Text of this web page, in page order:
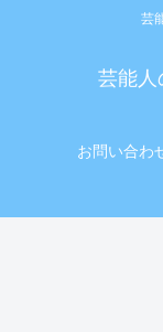
芸
芸能人
お問い合わ